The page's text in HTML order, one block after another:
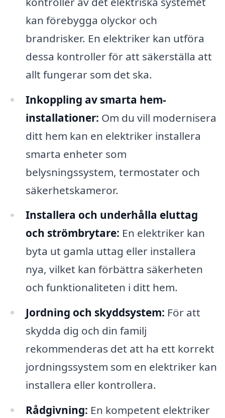
kan förebygga olyckor och
brandrisker. En elektriker kan utföra
dessa kontroller för att säkerställa att
allt fungerar som det ska.
Inkoppling av smarta hem-
installationer: Om du vill modernisera
ditt hem kan en elektriker installera
smarta enheter som
belysningssystem, termostater och
säkerhetskameror.
Installera och underhålla eluttag
och strömbrytare: En elektriker kan
byta ut gamla uttag eller installera
nya, vilket kan förbättra säkerheten
och funktionaliteten i ditt hem.
Jordning och skyddsystem: För att
skydda dig och din familj
rekommenderas det att ha ett korrekt
jordningssystem som en elektriker kan
installera eller kontrollera.
Rådgivning: En kompetent elektriker